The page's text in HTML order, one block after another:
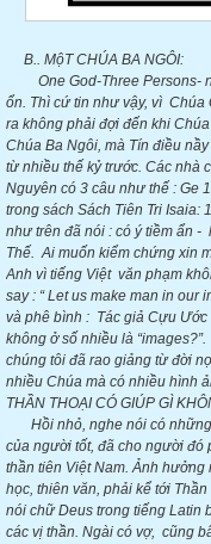
B.. MộT CHÚA BA NGÔI:
One God-Three Persons-
ổn. Thì cứ tin như vậy, vì Chúa
ra không phải đợi đến khi
Chúa Ba Ngôi, mà Tín điều
từ nhiều thế kỷ trước. Các nhà
Nguyên có 3 câu như thế : Ge
trong sách Sách Tiên Tri
như trên đã nói : có ý tiềm ẩn
Thế. Ai muốn kiểm chứng xin
Anh vì tiếng Việt văn phạm
say : “ Let us make man in our
và phê bình : Tác giả Cựu Ước
không ở số nhiều là
chúng tôi đã rao giảng từ đời
nhiều Chúa mà có nhiều hình
THẦN THOẠI CÓ GIÚP GÌ
Hồi nhỏ, nghe nói có những
của người tốt, đã cho người
thần tiên Việt Nam. Ảnh
học, thiên văn, phải kể tới
nói chữ Deus trong tiếng Latin
các vị thần. Ngài có vợ, cũng